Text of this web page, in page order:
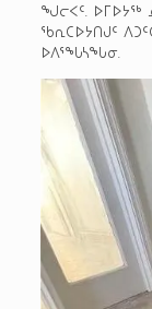
ᖑᓕᐸᑦ. ᐅᒥᐅᔭᖅ
ᖃᕆᑕᐅᔭᑎᒍᑦ
ᐅᐱᕐᖓᓴᖓᓂ.